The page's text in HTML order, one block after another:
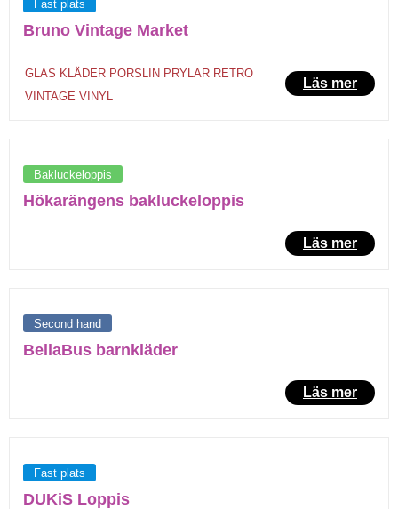
Fast plats
Bruno Vintage Market
GLAS KLÄDER PORSLIN PRYLAR RETRO
VINTAGE VINYL
Läs mer
Bakluckeloppis
Hökarängens bakluckeloppis
Läs mer
Second hand
BellaBus barnkläder
Läs mer
Fast plats
DUKiS Loppis